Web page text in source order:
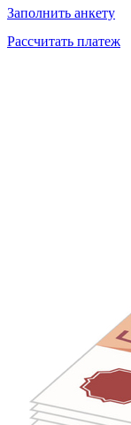
Заполнить анкету
Рассчитать платеж